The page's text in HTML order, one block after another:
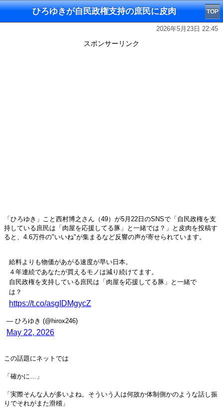
ひろゆきが自民政権支持の庶民に皮肉 TOP
2026年5月23日 22:45
スポンサーリンク
「ひろゆき」こと西村博之さん（49）が5月22日のSNSで「自民政権を支
持している庶民は「肉屋を応援してる豚」と一緒では？」と皮肉を投稿す
ると、4.6万件の"いいね"が集まるなど反響の声が寄せられています。
給料よりも物価があがる速度が早い日本。
４年連続であなたが買えるモノは減り続けてます。
自民政権を支持している庶民は「肉屋を応援してる豚」と一緒で
は？
https://t.co/asgIDMgycZ
— ひろゆき (@hirox246)
May 22, 2026
この話題にネットでは
「確かに…」
「実際そんな人が多いよね。そういう人は何故か体制側かのような話し振
りでそれがまた滑稽」